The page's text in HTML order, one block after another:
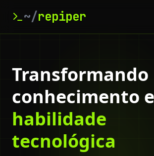
~/repiper
Transformando
conhecimento
habilidade
tecnológica